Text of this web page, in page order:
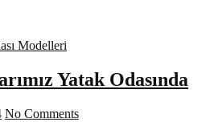
Modelleri
Yatak Odasında
No Comments